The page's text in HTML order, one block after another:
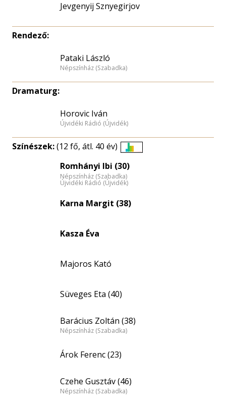
Jevgenyij Sznyegirjov
Rendező:
Pataki László
Népszínház (Szabadka)
Dramaturg:
Horovic Iván
Újvidéki Rádió (Újvidék)
Színészek:(12 fő, átl. 40 év)
Romhányi Ibi (30)
Népszínház (Szabadka)
Újvidéki Rádió (Újvidék)
Karna Margit (38)
Kasza Éva
Majoros Kató
Süveges Eta (40)
Barácius Zoltán (38)
Népszínház (Szabadka)
Árok Ferenc (23)
Czehe Gusztáv (46)
Népszínház (Szabadka)